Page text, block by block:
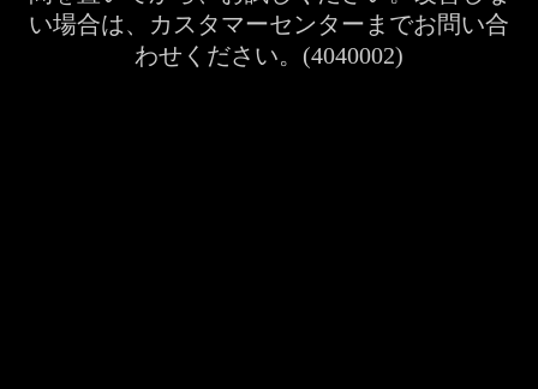
い場合は、カスタマーセンターまでお問い合
わせください。(4040002)